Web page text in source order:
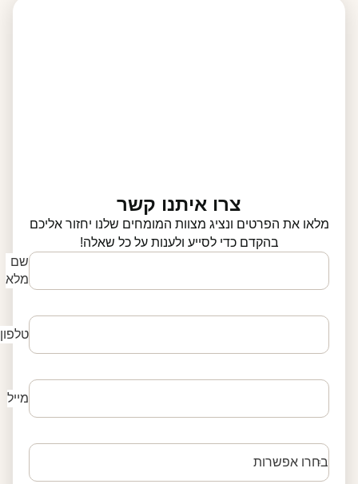
צרו איתנו קשר
מלאו את הפרטים ונציג מצוות המומחים שלנו יחזור אליכם
בהקדם כדי לסייע ולענות על כל שאלה!
שם
מלא
טלפון
מייל